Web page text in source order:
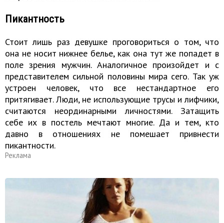
Пикантность
Стоит лишь раз девушке проговориться о том, что
она не носит нижнее белье, как она тут же попадет в
поле зрения мужчин. Аналогичное произойдет и с
представителем сильной половины мира сего. Так уж
устроен человек, что все нестандартное его
притягивает. Люди, не использующие трусы и лифчики,
считаются неординарными личностями. Затащить
себе их в постель мечтают многие. Да и тем, кто
давно в отношениях не помешает привнести
пикантности.
Реклама